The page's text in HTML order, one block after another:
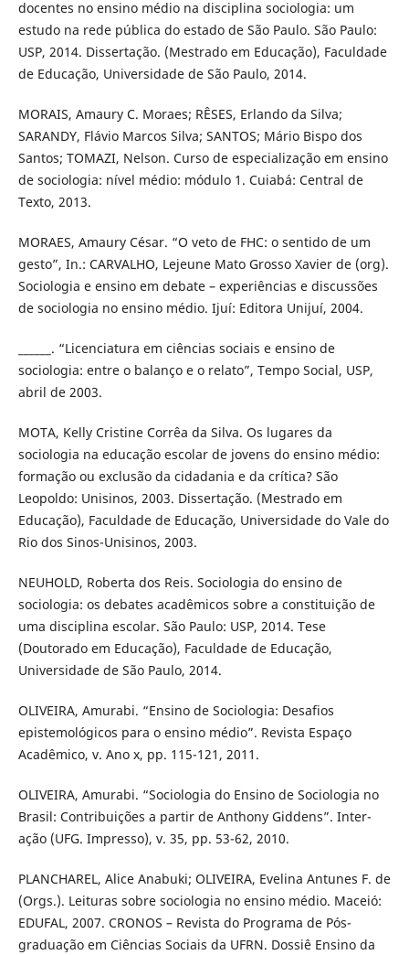
docentes no ensino médio na disciplina sociologia: um
estudo na rede pública do estado de São Paulo. São Paulo:
USP, 2014. Dissertação. (Mestrado em Educação), Faculdade
de Educação, Universidade de São Paulo, 2014.
MORAIS, Amaury C. Moraes; RÊSES, Erlando da Silva;
SARANDY, Flávio Marcos Silva; SANTOS; Mário Bispo dos
Santos; TOMAZI, Nelson. Curso de especialização em ensino
de sociologia: nível médio: módulo 1. Cuiabá: Central de
Texto, 2013.
MORAES, Amaury César. “O veto de FHC: o sentido de um
gesto”, In.: CARVALHO, Lejeune Mato Grosso Xavier de (org).
Sociologia e ensino em debate – experiências e discussões
de sociologia no ensino médio. Ijuí: Editora Unijuí, 2004.
______. “Licenciatura em ciências sociais e ensino de
sociologia: entre o balanço e o relato”, Tempo Social, USP,
abril de 2003.
MOTA, Kelly Cristine Corrêa da Silva. Os lugares da
sociologia na educação escolar de jovens do ensino médio:
formação ou exclusão da cidadania e da crítica? São
Leopoldo: Unisinos, 2003. Dissertação. (Mestrado em
Educação), Faculdade de Educação, Universidade do Vale do
Rio dos Sinos-Unisinos, 2003.
NEUHOLD, Roberta dos Reis. Sociologia do ensino de
sociologia: os debates acadêmicos sobre a constituição de
uma disciplina escolar. São Paulo: USP, 2014. Tese
(Doutorado em Educação), Faculdade de Educação,
Universidade de São Paulo, 2014.
OLIVEIRA, Amurabi. “Ensino de Sociologia: Desafios
epistemológicos para o ensino médio”. Revista Espaço
Acadêmico, v. Ano x, pp. 115-121, 2011.
OLIVEIRA, Amurabi. “Sociologia do Ensino de Sociologia no
Brasil: Contribuições a partir de Anthony Giddens”. Inter-
ação (UFG. Impresso), v. 35, pp. 53-62, 2010.
PLANCHAREL, Alice Anabuki; OLIVEIRA, Evelina Antunes F. de
(Orgs.). Leituras sobre sociologia no ensino médio. Maceió:
EDUFAL, 2007. CRONOS – Revista do Programa de Pós-
graduação em Ciências Sociais da UFRN. Dossiê Ensino da